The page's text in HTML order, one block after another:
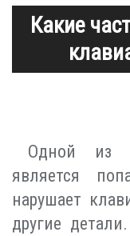
Какие
Одной из
является
нарушает
другие